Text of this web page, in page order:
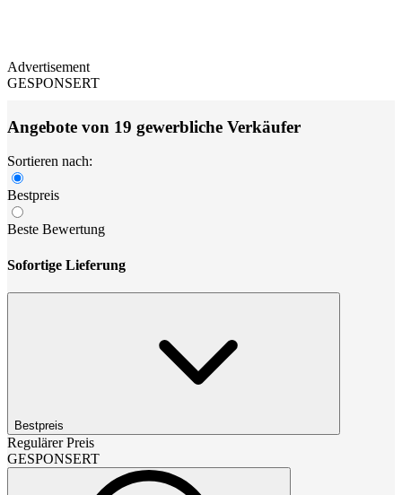
Advertisement
GESPONSERT
Angebote von 19 gewerbliche Verkäufer
Sortieren nach:
Bestpreis
Beste Bewertung
Sofortige Lieferung
Bestpreis
Regulärer Preis
GESPONSERT